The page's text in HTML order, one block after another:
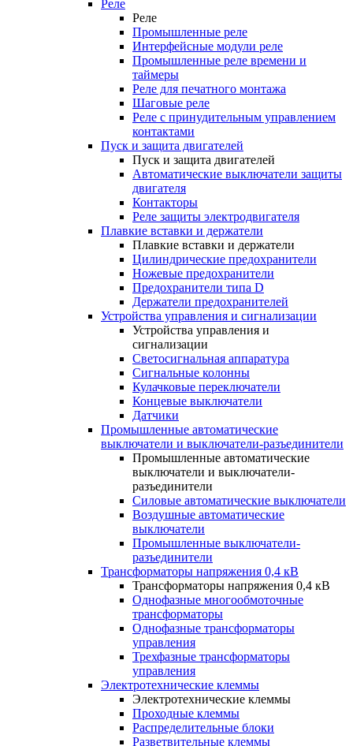
Реле
Реле
Промышленные реле
Интерфейсные модули реле
Промышленные реле времени и
таймеры
Реле для печатного монтажа
Шаговые реле
Реле с принудительным управлением
контактами
Пуск и защита двигателей
Пуск и защита двигателей
Автоматические выключатели защиты
двигателя
Контакторы
Реле защиты электродвигателя
Плавкие вставки и держатели
Плавкие вставки и держатели
Цилиндрические предохранители
Ножевые предохранители
Предохранители типа D
Держатели предохранителей
Устройства управления и сигнализации
Устройства управления и
сигнализации
Светосигнальная аппаратура
Сигнальные колонны
Кулачковые переключатели
Концевые выключатели
Датчики
Промышленные автоматические
выключатели и выключатели-разъединители
Промышленные автоматические
выключатели и выключатели-
разъединители
Силовые автоматические выключатели
Воздушные автоматические
выключатели
Промышленные выключатели-
разъединители
Трансформаторы напряжения 0,4 кВ
Трансформаторы напряжения 0,4 кВ
Однофазные многообмоточные
трансформаторы
Однофазные трансформаторы
управления
Трехфазные трансформаторы
управления
Электротехнические клеммы
Электротехнические клеммы
Проходные клеммы
Распределительные блоки
Разветвительные клеммы